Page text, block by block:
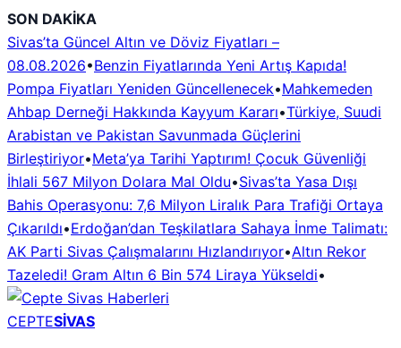
İçeriğe
geç
SON DAKİKA
Sivas’ta Güncel Altın ve Döviz Fiyatları –
08.08.2026•Benzin Fiyatlarında Yeni Artış Kapıda!
Pompa Fiyatları Yeniden Güncellenecek•Mahkemeden
Ahbap Derneği Hakkında Kayyum Kararı•Türkiye, Suudi
Arabistan ve Pakistan Savunmada Güçlerini
Birleştiriyor•Meta’ya Tarihi Yaptırım! Çocuk Güvenliği
İhlali 567 Milyon Dolara Mal Oldu•Sivas’ta Yasa Dışı
Bahis Operasyonu: 7,6 Milyon Liralık Para Trafiği Ortaya
Çıkarıldı•Erdoğan’dan Teşkilatlara Sahaya İnme Talimatı:
AK Parti Sivas Çalışmalarını Hızlandırıyor•Altın Rekor
Tazeledi! Gram Altın 6 Bin 574 Liraya Yükseldi•
CEPTESİVAS